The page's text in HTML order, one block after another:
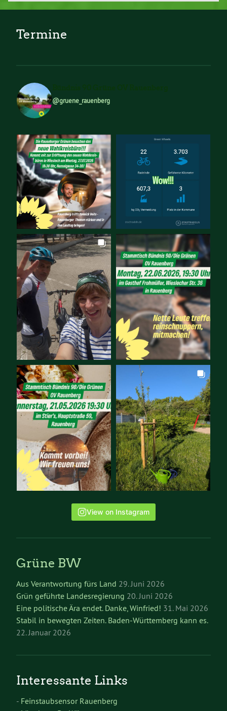
Termine
@gruene_rauenberg
View on Instagram
Grüne BW
Aus Verantwortung fürs Land 29. Juni 2026
Grün geführte Landesregierung 20. Juni 2026
Eine politische Ära endet. Danke, Winfried! 31. Mai 2026
Stabil in bewegten Zeiten. Baden-Württemberg kann es.
22. Januar 2026
Interessante Links
- Feinstaubsensor Rauenberg